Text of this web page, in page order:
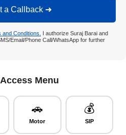
a Callback ➜
and Conditions.
I authorize Suraj Barai and
Email/Phone Call/WhatsApp for further
Menu
🚗
Motor
💰
SIP